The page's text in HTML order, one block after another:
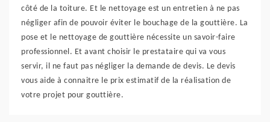
côté de la toiture. Et le nettoyage est un entretien à ne pas
négliger afin de pouvoir éviter le bouchage de la gouttière. La
pose et le nettoyage de gouttière nécessite un savoir-faire
professionnel. Et avant choisir le prestataire qui va vous
servir, il ne faut pas négliger la demande de devis. Le devis
vous aide à connaitre le prix estimatif de la réalisation de
votre projet pour gouttière.